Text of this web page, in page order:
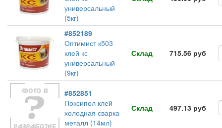
универсальный
(5кг)
#852189
Оптимист к503
клей кс
универсальный
(9кг)
Склад 715.56 руб
#852851
Поксипол клей
холодная сварка
металл (14мл)
Склад 497.13 руб